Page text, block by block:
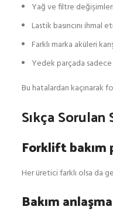
Yağ ve filtre
Lastik basıncını ihmal
Farklı marka aküleri
Yedek parçada
Bu hatalardan kaçınarak
Sıkça
Forklift bakım
Her üretici farklı olsa da
Bakım